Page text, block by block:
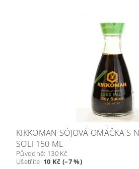
KIKKOMAN SÓJOVÁ OMÁČKA S
SOLI 150 ML
Původně: 130 Kč
Ušetříte: 10 Kč (–7 %)